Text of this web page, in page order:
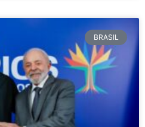
BRASIL